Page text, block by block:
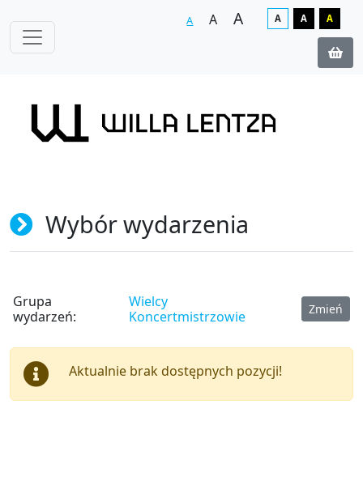
A A A A A A
Wybór wydarzenia
Grupa
wydarzeń:
Wielcy
Koncertmistrzowie
Zmień
Aktualnie brak dostępnych pozycji!